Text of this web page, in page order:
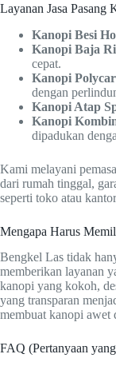
Layanan Jasa Pasang
Kanopi Besi
Kanopi Baja
cepat.
Kanopi
dengan
Kanopi Atap
Kanopi
dipadukan
Kami melayani
dari rumah tinggal,
seperti toko atau
Mengapa Harus
Bengkel Las tidak
memberikan layanan
kanopi yang kokoh,
yang transparan
membuat kanopi awet
FAQ (Pertanyaan